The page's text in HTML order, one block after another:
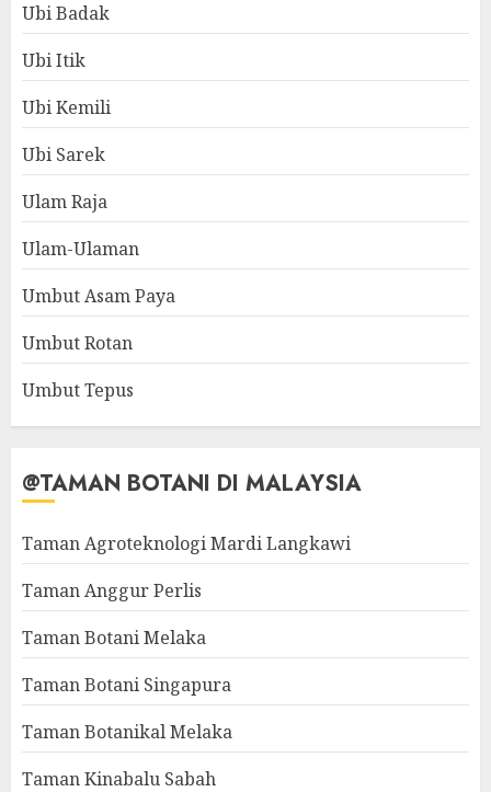
Ubi Badak
Ubi Itik
Ubi Kemili
Ubi Sarek
Ulam Raja
Ulam-Ulaman
Umbut Asam Paya
Umbut Rotan
Umbut Tepus
@TAMAN BOTANI DI MALAYSIA
Taman Agroteknologi Mardi Langkawi
Taman Anggur Perlis
Taman Botani Melaka
Taman Botani Singapura
Taman Botanikal Melaka
Taman Kinabalu Sabah